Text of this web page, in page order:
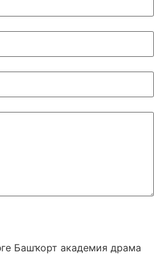
Башҡорт академия драма